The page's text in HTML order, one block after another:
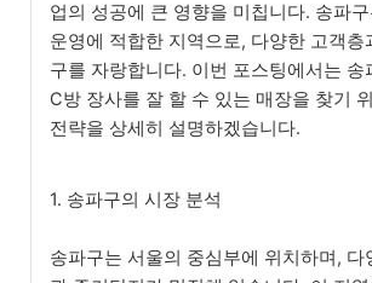
업의 성공에 큰 영향을 미칩니다. 송파
운영에 적합한 지역으로, 다양한 고객층
구를 자랑합니다. 이번 포스팅에서는 송
C방 장사를 잘 할 수 있는 매장을 찾기
전략을 상세히 설명하겠습니다.
1. 송파구의 시장 분석
송파구는 서울의 중심부에 위치하며, 다